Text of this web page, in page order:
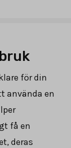
för din
använda en
få en
deras